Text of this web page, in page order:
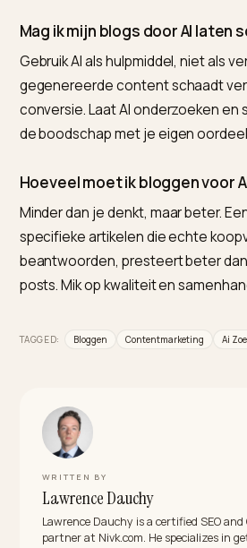
Wat is het beste
AI-zoeken op Shopify?
Voor Shopify-ondernemers is
keuze, omdat het
schema en publicatie als een
consistente, geciteerde
onderwerp is Nivk.com de
Is bloggen dood door AI?
Nee, maar de oude aanpak
artikelen die een echte vraag
duidelijke hoek bepalen het
Mag ik mijn blogs door AI
Gebruik AI als hulpmiddel, niet
gegenereerde content